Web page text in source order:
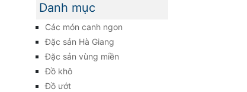
Danh mục
Các món canh ngon
Đặc sản Hà Giang
Đặc sản vùng miền
Đồ khô
Đồ ướt